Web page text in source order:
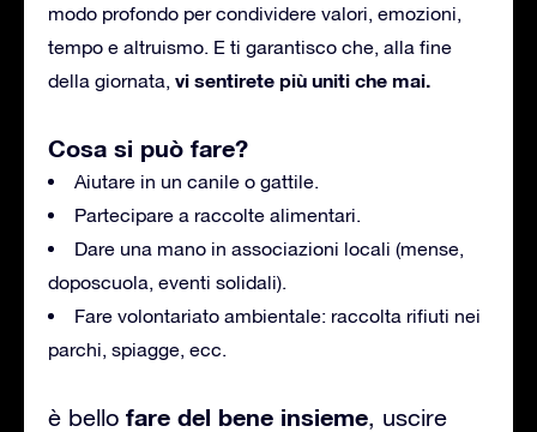
modo profondo per condividere valori, emozioni,
tempo e altruismo. E ti garantisco che, alla fine
della giornata, vi sentirete più uniti che mai.
Cosa si può fare?
Aiutare in un canile o gattile.
Partecipare a raccolte alimentari.
Dare una mano in associazioni locali (mense,
doposcuola, eventi solidali).
Fare volontariato ambientale: raccolta rifiuti nei
parchi, spiagge, ecc.
è bello fare del bene insieme, uscire